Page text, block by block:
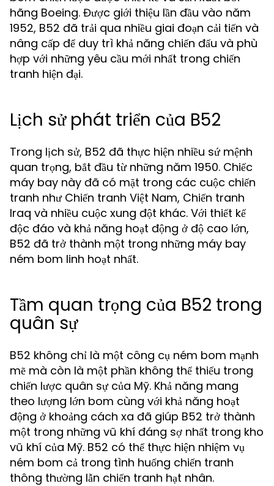
hãng Boeing. Được giới thiệu lần đầu vào năm
1952, B52 đã trải qua nhiều giai đoạn cải tiến và
nâng cấp để duy trì khả năng chiến đấu và phù
hợp với những yêu cầu mới nhất trong chiến
tranh hiện đại.
Lịch sử phát triển của B52
Trong lịch sử, B52 đã thực hiện nhiều sứ mệnh
quan trọng, bắt đầu từ những năm 1950. Chiếc
máy bay này đã có mặt trong các cuộc chiến
tranh như Chiến tranh Việt Nam, Chiến tranh
Iraq và nhiều cuộc xung đột khác. Với thiết kế
độc đáo và khả năng hoạt động ở độ cao lớn,
B52 đã trở thành một trong những máy bay
ném bom linh hoạt nhất.
Tầm quan trọng của B52 trong
quân sự
B52 không chỉ là một công cụ ném bom mạnh
mẽ mà còn là một phần không thể thiếu trong
chiến lược quân sự của Mỹ. Khả năng mang
theo lượng lớn bom cùng với khả năng hoạt
động ở khoảng cách xa đã giúp B52 trở thành
một trong những vũ khí đáng sợ nhất trong kho
vũ khí của Mỹ. B52 có thể thực hiện nhiệm vụ
ném bom cả trong tình huống chiến tranh
thông thường lẫn chiến tranh hạt nhân.